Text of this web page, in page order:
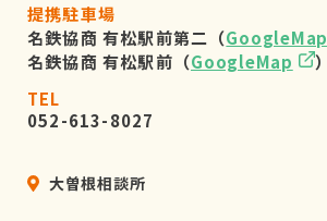
提携駐車場
名鉄協商 有松駅前第二（GoogleMap
名鉄協商 有松駅前（GoogleMap
）
TEL
052-613-8027
大曽根相談所